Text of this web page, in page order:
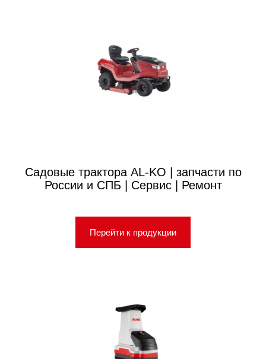
Садовые трактора AL-KO | запчасти по
России и СПБ | Сервис | Ремонт
Перейти к продукции